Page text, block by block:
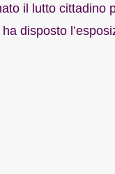
il lutto cittadino
disposto